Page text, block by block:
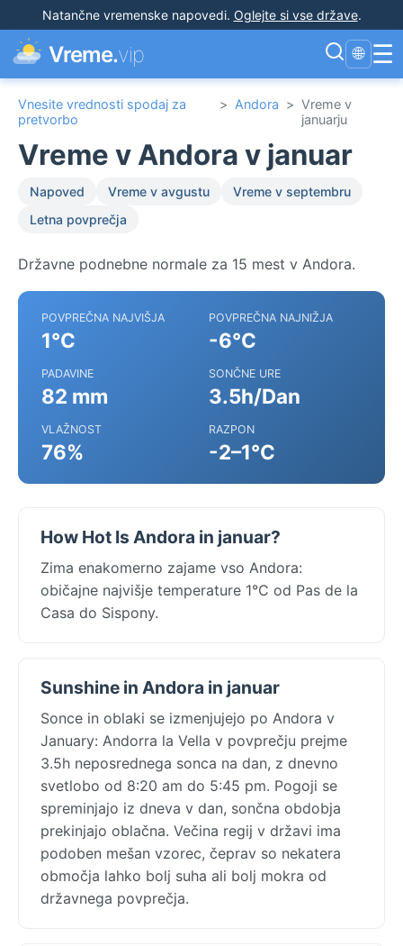
Natančne vremenske napovedi. Oglejte si vse države.
Vreme.vip 🌐 ☰
Vnesite vrednosti spodaj za
pretvorbo
> Andora > Vreme v
januarju
Vreme v Andora v januar
Napoved Vreme v avgustu
Vreme v septembru
Letna povprečja
Državne podnebne normale za 15 mest v Andora.
POVPREČNA NAJVIŠJA
1°C
POVPREČNA NAJNIŽJA
-6°C
PADAVINE
82 mm
SONČNE URE
3.5h/Dan
VLAŽNOST
76%
RAZPON
-2–1°C
How Hot Is Andora in januar?
Zima enakomerno zajame vso Andora:
običajne najvišje temperature 1°C od Pas de la
Casa do Sispony.
Sunshine in Andora in januar
Sonce in oblaki se izmenjujejo po Andora v
January: Andorra la Vella v povprečju prejme
3.5h neposrednega sonca na dan, z dnevno
svetlobo od 8:20 am do 5:45 pm. Pogoji se
spreminjajo iz dneva v dan, sončna obdobja
prekinjajo oblačna. Večina regij v državi ima
podoben mešan vzorec, čeprav so nekatera
območja lahko bolj suha ali bolj mokra od
državnega povprečja.